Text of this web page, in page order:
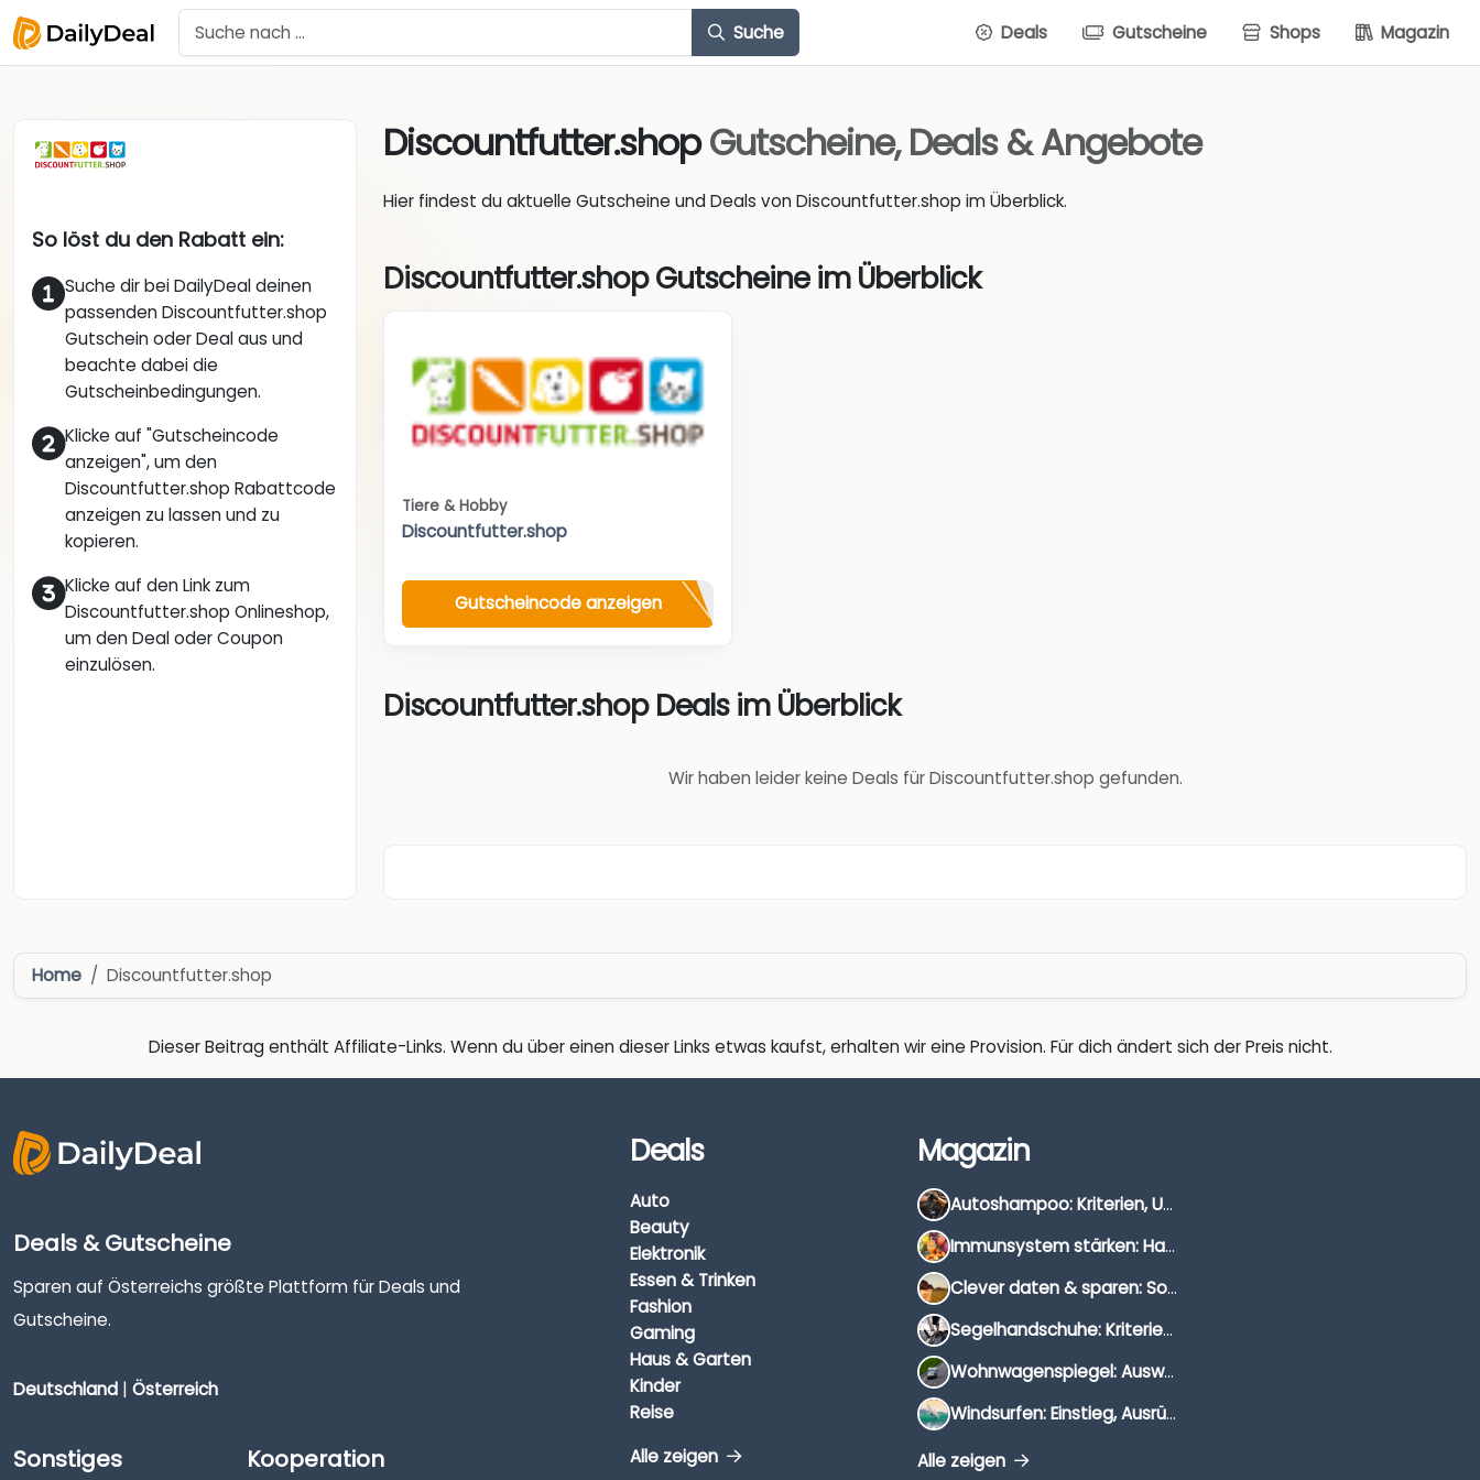
Suche Deals Gutscheine Shops Magazin
So löst du den Rabatt ein:
Suche dir bei DailyDeal deinen
passenden Discountfutter.shop
Gutschein oder Deal aus und
beachte dabei die
Gutscheinbedingungen.
Klicke auf "Gutscheincode
anzeigen", um den
Discountfutter.shop Rabattcode
anzeigen zu lassen und zu
kopieren.
Klicke auf den Link zum
Discountfutter.shop Onlineshop,
um den Deal oder Coupon
einzulösen.
Discountfutter.shopGutscheine, Deals & Angebote
Hier findest du aktuelle Gutscheine und Deals von Discountfutter.shop im Überblick.
Discountfutter.shop Gutscheine im Überblick
Tiere & Hobby
Discountfutter.shop
Gutscheincode anzeigen
Discountfutter.shop Deals im Überblick
Wir haben leider keine Deals für Discountfutter.shop gefunden.
Home Discountfutter.shop
Dieser Beitrag enthält Affiliate-Links. Wenn du über einen dieser Links etwas kaufst, erhalten wir eine Provision. Für dich ändert sich der Preis nicht.
Deals & Gutscheine
Sparen auf Österreichs größte Plattform für Deals und
Gutscheine.
Deutschland | Österreich
Sonstiges Kooperation
Deals
Auto
Beauty
Elektronik
Essen & Trinken
Fashion
Gaming
Haus & Garten
Kinder
Reise
Alle zeigen
Magazin
Autoshampoo: Kriterien, Unterschiede & Anwendung
Immunsystem stärken: Hausmittel, Vitamine & Wissenswertes
Clever daten & sparen: So findest du die besten Deals für Dates und Unternehmungen
Segelhandschuhe: Kriterien, Materialien & Tipps
Wohnwagenspiegel: Auswahl, Preise & Montage
Windsurfen: Einstieg, Ausrüstung & Tipps
Alle zeigen